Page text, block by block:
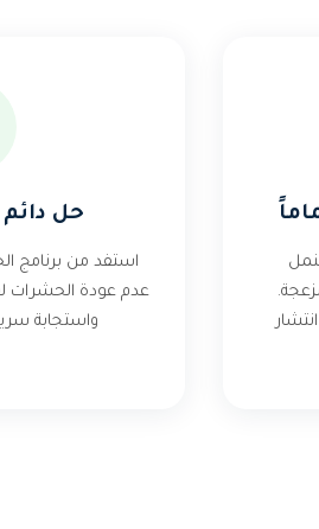
حل
استفد من برنامج
عدم عودة الحشرات
واستجابة